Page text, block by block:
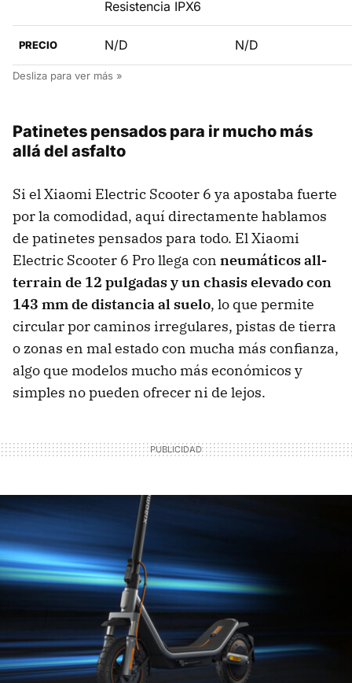
Resistencia IPX6
PRECIO N/D N/D
Patinetes pensados para ir mucho más
allá del asfalto
Si el Xiaomi Electric Scooter 6 ya apostaba fuerte
por la comodidad, aquí directamente hablamos
de patinetes pensados para todo. El Xiaomi
Electric Scooter 6 Pro llega con neumáticos all-
terrain de 12 pulgadas y un chasis elevado con
143 mm de distancia al suelo, lo que permite
circular por caminos irregulares, pistas de tierra
o zonas en mal estado con mucha más confianza,
algo que modelos mucho más económicos y
simples no pueden ofrecer ni de lejos.